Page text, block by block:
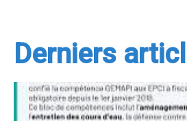
Derniers